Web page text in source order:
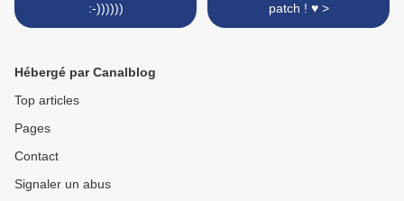
:-))))))
patch ! ♥ >
Hébergé par Canalblog
Top articles
Pages
Contact
Signaler un abus